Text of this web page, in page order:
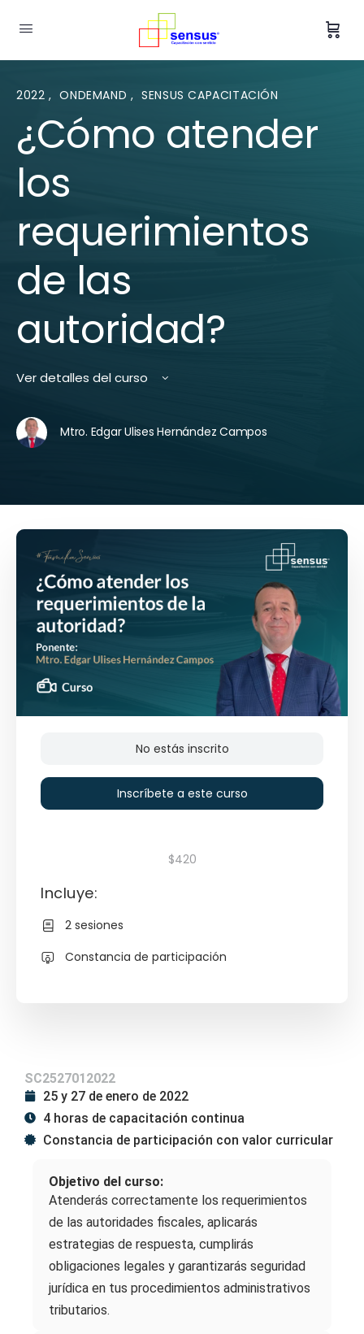
2022, ONDEMAND , SENSUS CAPACITACIÓN
¿Cómo atender
los
requerimientos
de las
autoridad?
Ver detalles del curso
Mtro. Edgar Ulises Hernández Campos
SC2527012022
25 y 27 de enero de 2022
4 horas de capacitación continua
Constancia de participación con valor curricular
Objetivo del curso:
Atenderás correctamente los requerimientos
de las autoridades fiscales, aplicarás
estrategias de respuesta, cumplirás
obligaciones legales y garantizarás seguridad
jurídica en tus procedimientos administrativos
tributarios.
No estás inscrito
Inscríbete a este curso
$420
Incluye:
2 sesiones
Constancia de participación